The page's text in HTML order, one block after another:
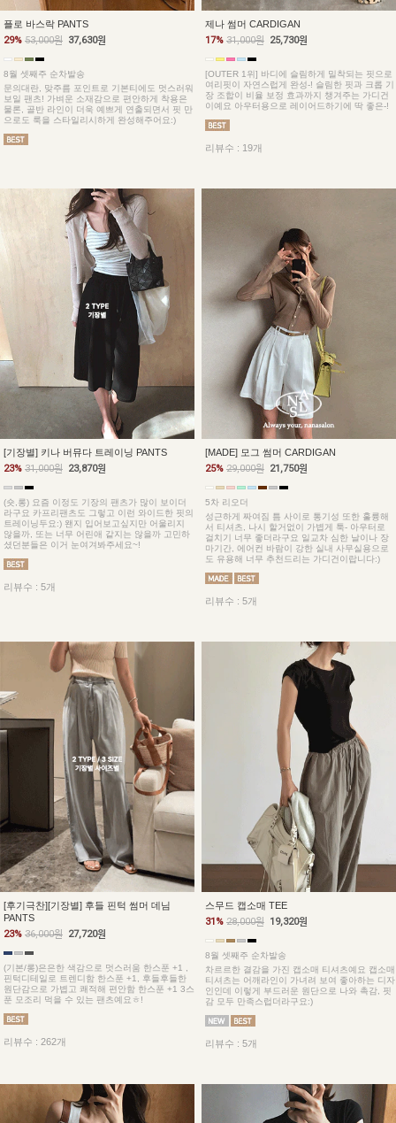
플로 바스락 PANTS
29% 53,000원 37,630원
8월 셋째주 순차발송
문의대란, 맞주름 포인트로 기본티에도 멋스러워
보일 팬츠! 가벼운 소재감으로 편안하게 착용은
물론, 골반 라인이 더욱 예쁘게 연출되면서 핏 만
으로도 룩을 스타일리시하게 완성해주어요:)
제나 썸머 CARDIGAN
17% 31,000원 25,730원
[OUTER 1위] 바디에 슬림하게 밀착되는 핏으로
여리핏이 자연스럽게 완성-! 슬림한 핏과 크롭 기
장 조합이 비율 보정 효과까지 챙겨주는 가디건
이예요 아우터용으로 레이어드하기에 딱 좋은-!
리뷰수 : 19개
[기장별] 키나 버뮤다 트레이닝 PANTS
23% 31,000원 23,870원
(숏,롱) 요즘 이정도 기장의 팬츠가 많이 보이더
라구요 카프리팬츠도 그렇고 이런 와이드한 핏의
트레이닝두요:) 왠지 입어보고싶지만 어울리지
않을까, 또는 너무 어린애 같지는 않을까 고민하
셨던분들은 이거 눈여겨봐주세요~!
리뷰수 : 5개
[MADE] 모그 썸머 CARDIGAN
25% 29,000원 21,750원
5차 리오더
성근하게 짜여짐 틈 사이로 통기성 또한 훌륭해
서 티셔츠, 나시 할거없이 가볍게 툭- 아우터로
걸치기 너무 좋더라구요 일교차 심한 날이나 장
마기간, 에어컨 바람이 강한 실내 사무실용으로
도 유용해 너무 추천드리는 가디건이랍니다:)
리뷰수 : 5개
[후기극찬][기장별] 후들 핀턱 썸머 데님
PANTS
23% 36,000원 27,720원
(기본/롱)은은한 색감으로 멋스러움 한스푼 +1 ,
핀턱디테일로 트렌디함 한스푼 +1, 후들후들한
원단감으로 가볍고 쾌적해 편안함 한스푼 +1 3스
푼 모조리 먹을 수 있는 팬츠예요ㅎ!
리뷰수 : 262개
스무드 캡소매 TEE
31% 28,000원 19,320원
8월 셋째주 순차발송
차르르한 결감을 가진 캡소매 티셔츠예요 캡소매
티셔츠는 어깨라인이 가녀려 보여 좋아하는 디자
인인데 이렇게 부드러운 원단으로 나와 촉감, 핏
감 모두 만족스럽더라구요:)
리뷰수 : 5개